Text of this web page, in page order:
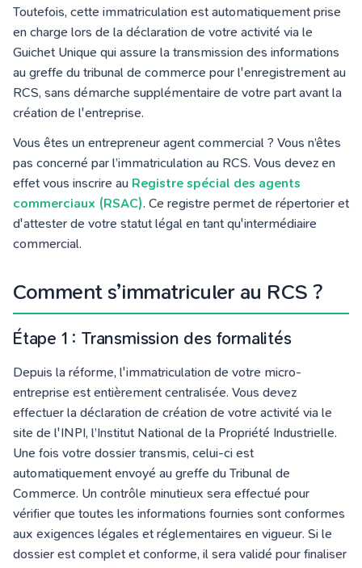
Toutefois, cette immatriculation est automatiquement prise
en charge lors de la déclaration de votre activité via le
Guichet Unique qui assure la transmission des informations
au greffe du tribunal de commerce pour l'enregistrement au
RCS, sans démarche supplémentaire de votre part avant la
création de l'entreprise.
Vous êtes un entrepreneur agent commercial ? Vous n’êtes
pas concerné par l’immatriculation au RCS. Vous devez en
effet vous inscrire au Registre spécial des agents
commerciaux (RSAC). Ce registre permet de répertorier et
d'attester de votre statut légal en tant qu'intermédiaire
commercial.
Comment s’immatriculer au RCS ?
Étape 1 : Transmission des formalités
Depuis la réforme, l'immatriculation de votre micro-
entreprise est entièrement centralisée. Vous devez
effectuer la déclaration de création de votre activité via le
site de l'INPI, l’Institut National de la Propriété Industrielle.
Une fois votre dossier transmis, celui-ci est
automatiquement envoyé au greffe du Tribunal de
Commerce. Un contrôle minutieux sera effectué pour
vérifier que toutes les informations fournies sont conformes
aux exigences légales et réglementaires en vigueur. Si le
dossier est complet et conforme, il sera validé pour finaliser